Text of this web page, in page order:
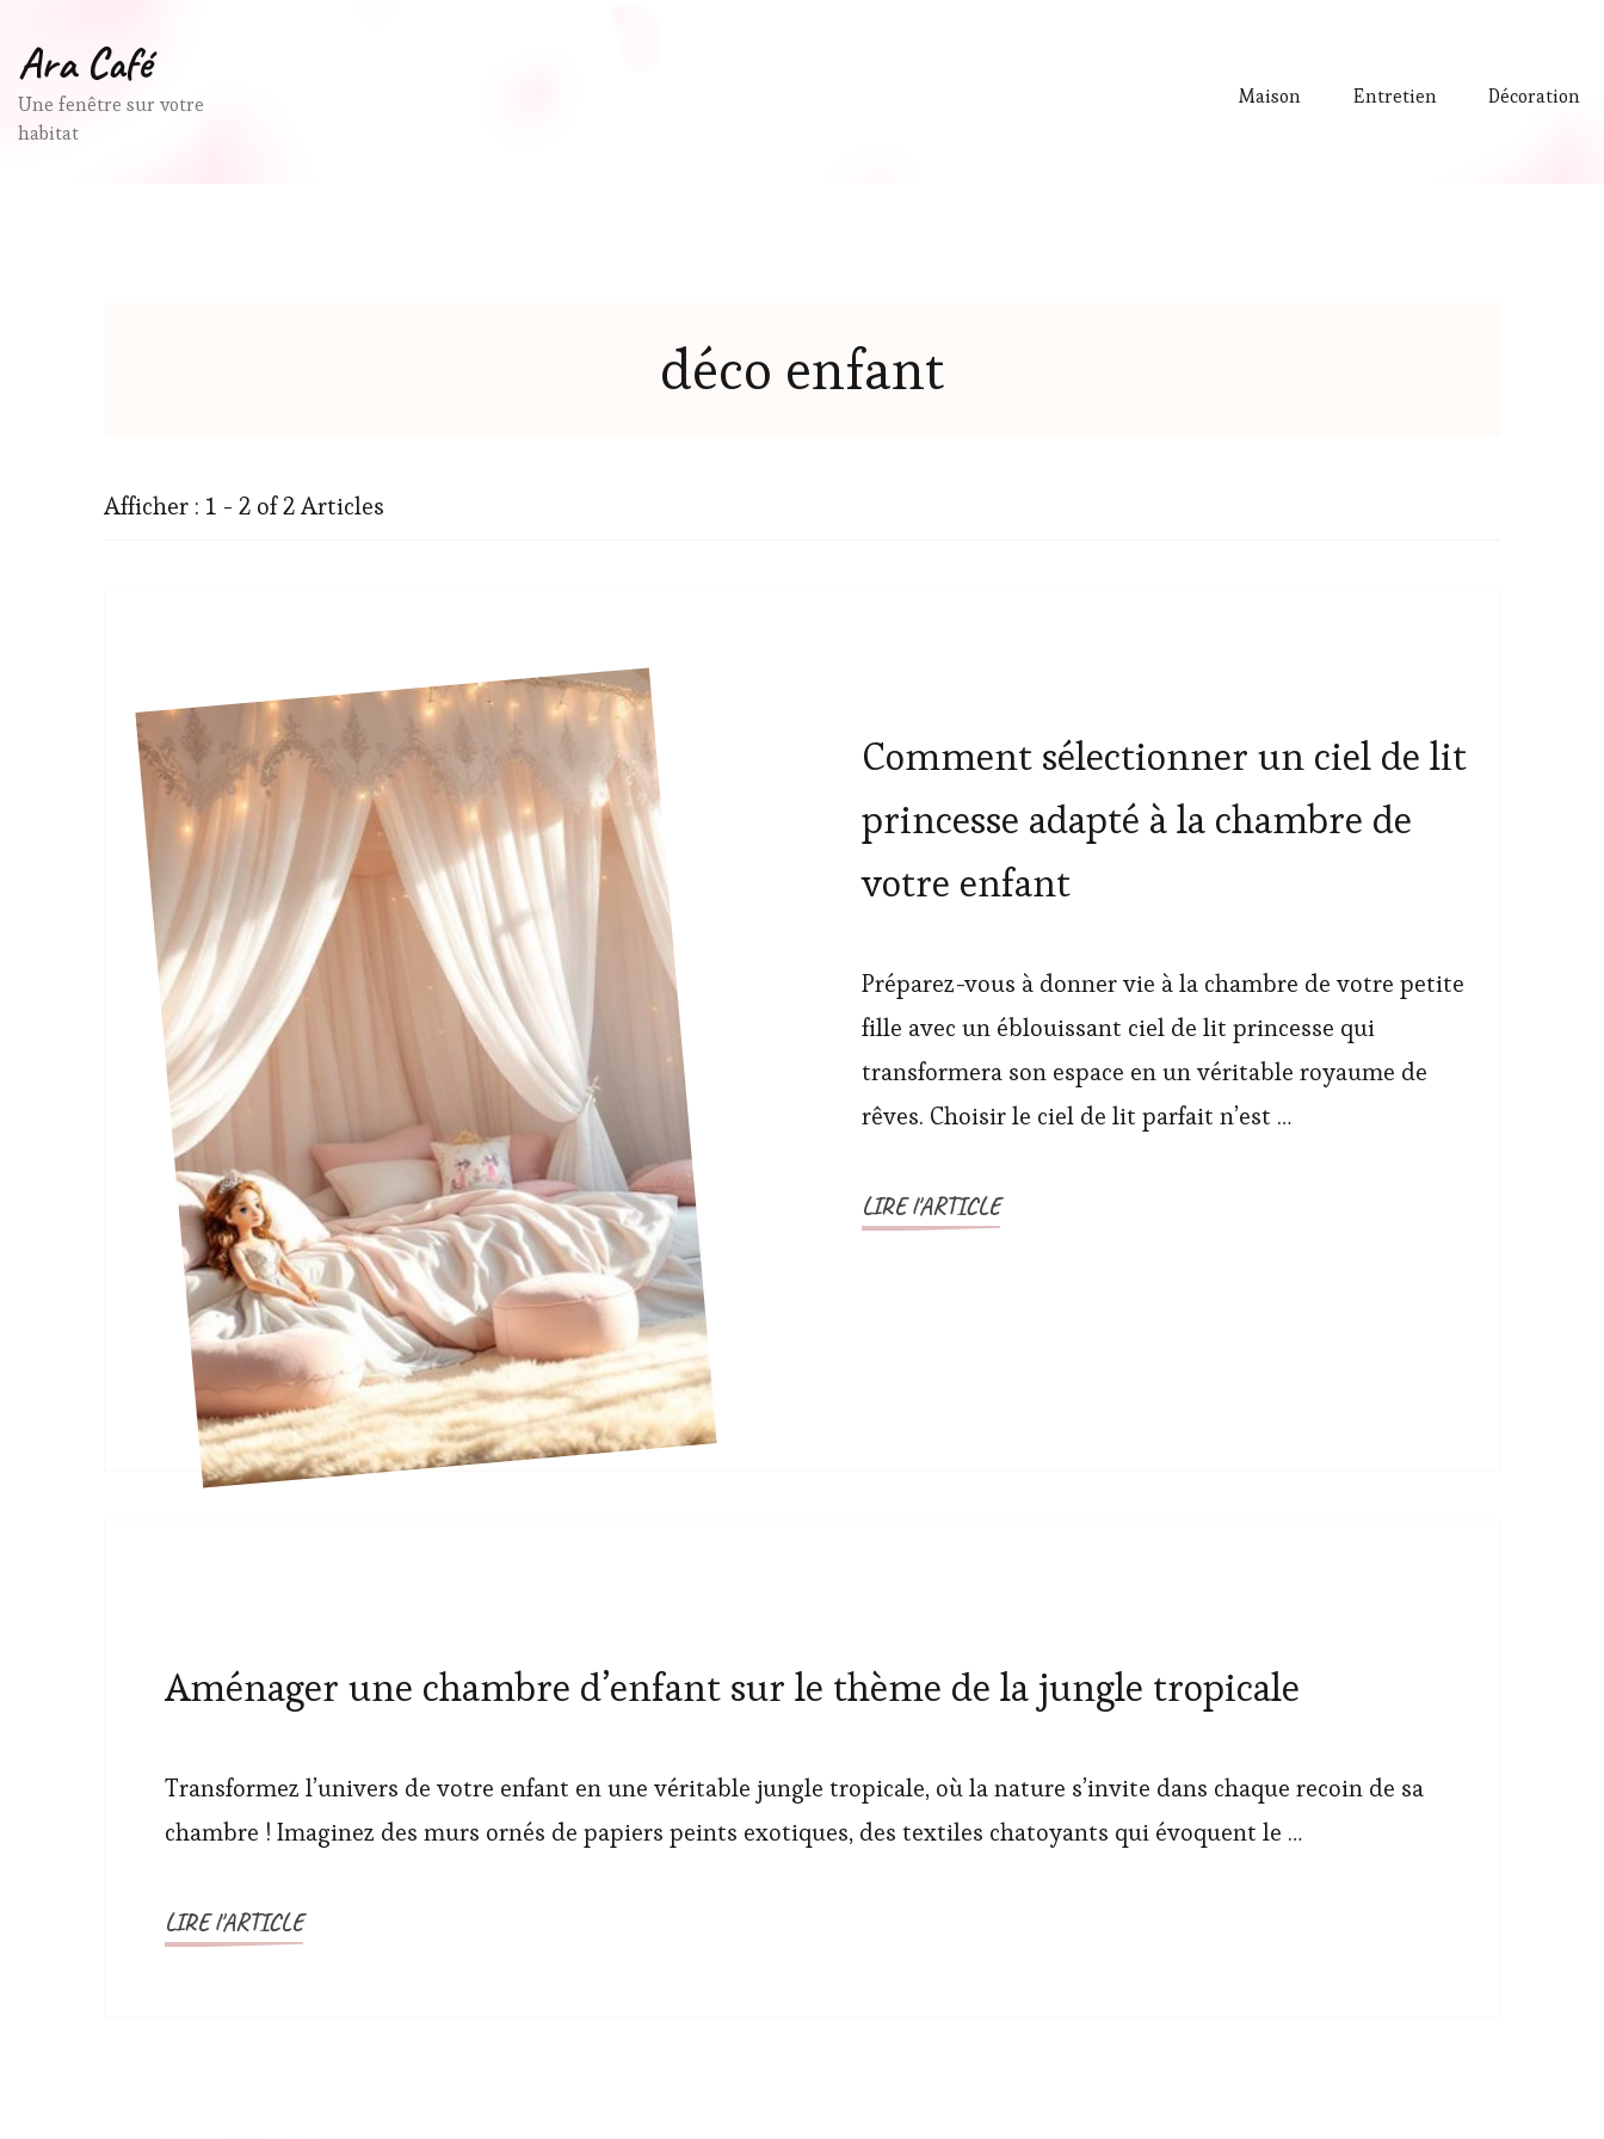
Maison Entretien Décoration
Ara Café
Une fenêtre sur votre
habitat
déco enfant
Afficher : 1 - 2 of 2 Articles
Comment sélectionner un ciel de lit
princesse adapté à la chambre de
votre enfant
Préparez-vous à donner vie à la chambre de votre petite
fille avec un éblouissant ciel de lit princesse qui
transformera son espace en un véritable royaume de
rêves. Choisir le ciel de lit parfait n’est …
LIRE l'ARTICLE
Aménager une chambre d’enfant sur le thème de la jungle tropicale
Transformez l’univers de votre enfant en une véritable jungle tropicale, où la nature s’invite dans chaque recoin de sa
chambre ! Imaginez des murs ornés de papiers peints exotiques, des textiles chatoyants qui évoquent le …
LIRE l'ARTICLE